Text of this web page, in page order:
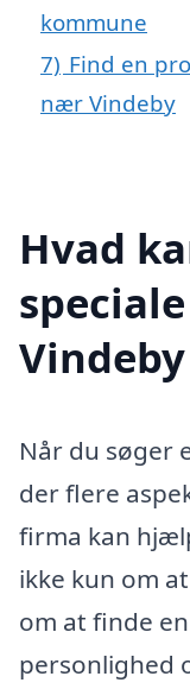
kommune
7) Find en
nær Vindeby
Hvad
Når du søger
der flere
firma kan
ikke kun om
om at finde
personlighed